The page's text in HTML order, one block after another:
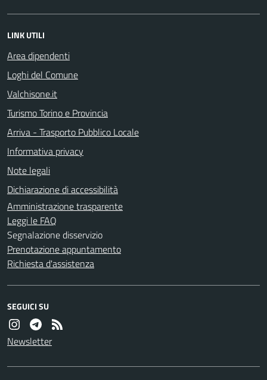
LINK UTILI
Area dipendenti
Loghi del Comune
Valchisone.it
Turismo Torino e Provincia
Arriva - Trasporto Pubblico Locale
Informativa privacy
Note legali
Dichiarazione di accessibilità
Amministrazione trasparente
Leggi le FAQ
Segnalazione disservizio
Prenotazione appuntamento
Richiesta d'assistenza
SEGUICI SU
Newsletter